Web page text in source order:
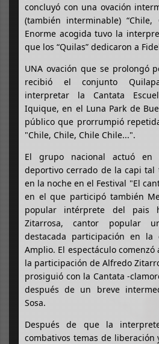
concluyó con una ovación
(también interminable) “Chile,
Enorme acogida tuvo la
que los “Quilas” dedicaron a
UNA ovación que se prolongó
recibió el conjunto
interpretar la Cantata
Iquique, en el Luna Park de
público que prorrumpió
"Chile, Chile, Chile Chile...".
El grupo nacional actuó en
deportivo cerrado de la capi tal
en la noche en el Festival "El
en el que participó también
popular intérprete del pais
Zitarrosa, cantor popular
destacada participación en la
Amplio. El espectáculo comenzó
la participación de Alfredo
prosiguió con la Cantata -
después de un breve
Sosa.
Después de que la
combativos temas de liberación